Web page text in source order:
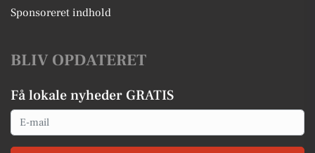
Sponsoreret indhold
BLIV OPDATERET
Få lokale nyheder GRATIS
Email